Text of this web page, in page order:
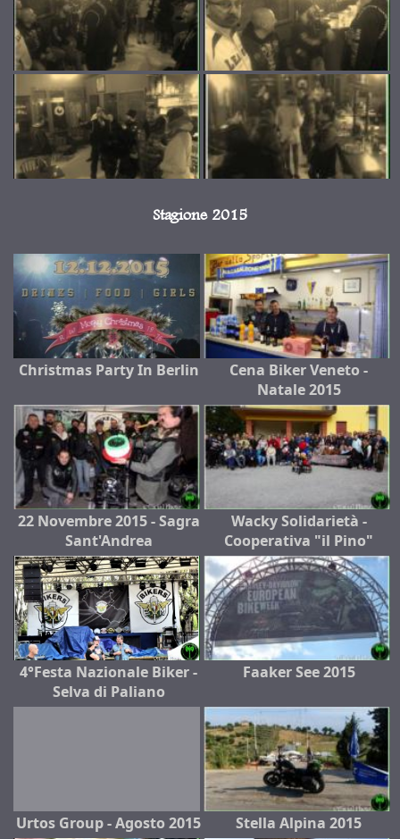
Stagione 2015
Christmas Party In Berlin
Cena Biker Veneto -
Natale 2015
22 Novembre 2015 - Sagra
Sant'Andrea
Wacky Solidarietà -
Cooperativa "il Pino"
4°Festa Nazionale Biker -
Selva di Paliano
Faaker See 2015
Urtos Group - Agosto 2015 Stella Alpina 2015